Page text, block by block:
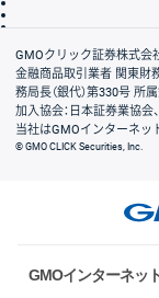
会社案内
GMOクリック証券株式会
金融商品取引業者 関東財
務局長（銀代）第330号 所
加入協会：日本証券業協
当社はGMOインターネッ
© GMO CLICK Securities, Inc.
GMOインターネッ